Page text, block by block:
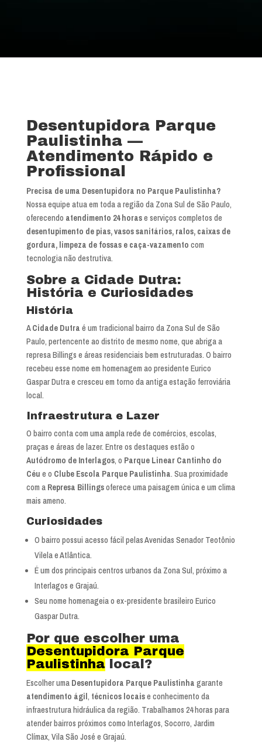
Desentupidora Parque
Paulistinha —
Atendimento Rápido e
Profissional
Precisa de uma Desentupidora no Parque Paulistinha?
Nossa equipe atua em toda a região da Zona Sul de São Paulo,
oferecendo atendimento 24 horase serviços completos de
desentupimento de pias, vasos sanitários, ralos, caixas de
gordura, limpeza de fossas e caça-vazamento com
tecnologia não destrutiva.
Sobre a Cidade Dutra:
História e Curiosidades
História
ACidade Dutra é um tradicional bairro da Zona Sul de São
Paulo, pertencente ao distrito de mesmo nome, que abriga a
represa Billings e áreas residenciais bem estruturadas. O bairro
recebeu esse nome em homenagem ao presidente Eurico
Gaspar Dutra e cresceu em torno da antiga estação ferroviária
local.
Infraestrutura e Lazer
O bairro conta com uma ampla rede de comércios, escolas,
praças e áreas de lazer. Entre os destaques estão o
Autódromo de Interlagos, o Parque Linear Cantinho do
Céu e o Clube Escola Parque Paulistinha. Sua proximidade
com a Represa Billingsoferece uma paisagem única e um clima
mais ameno.
Curiosidades
O bairro possui acesso fácil pelas Avenidas Senador Teotônio
Vilela e Atlântica.
É um dos principais centros urbanos da Zona Sul, próximo a
Interlagos e Grajaú.
Seu nome homenageia o ex-presidente brasileiro Eurico
Gaspar Dutra.
Por que escolher uma
Desentupidora Parque
Paulistinha local?
Escolher uma Desentupidora Parque Paulistinha garante
atendimento ágil, técnicos locaise conhecimento da
infraestrutura hidráulica da região. Trabalhamos 24 horas para
atender bairros próximos como Interlagos, Socorro, Jardim
Clímax, Vila São José e Grajaú.